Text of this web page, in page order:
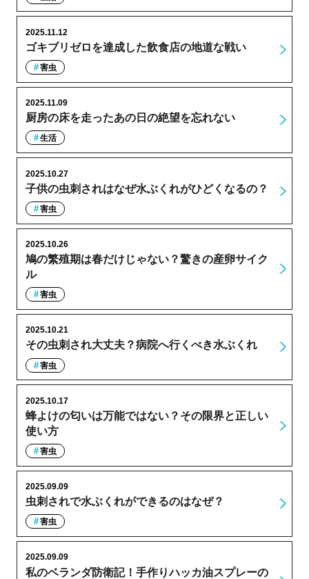
ゴキブリゼロを達成した飲食店の地道な戦い
2025.11.12
害虫
厨房の床を走ったあの日の絶望を忘れない
2025.11.09
生活
子供の虫刺されはなぜ水ぶくれがひどくなるの？
2025.10.27
害虫
鳩の繁殖期は春だけじゃない？驚きの産卵サイク
ル
2025.10.26
害虫
その虫刺され大丈夫？病院へ行くべき水ぶくれ
2025.10.21
害虫
蜂よけの匂いは万能ではない？その限界と正しい
使い方
2025.10.17
害虫
虫刺されで水ぶくれができるのはなぜ？
2025.09.09
害虫
私のベランダ防衛記！手作りハッカ油スプレーの
2025.09.09